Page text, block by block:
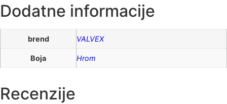
Dodatne informacije
brend VALVEX
Boja Hrom
Recenzije